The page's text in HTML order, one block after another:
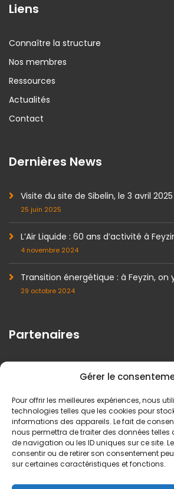
Gérer le
Pour offrir les meilleures expériences, nous
technologies telles que les cookies pour
informations des appareils. Le fait de
nous permettra de traiter des données
de navigation ou les ID uniques sur ce site.
consentir ou de retirer son consentement
sur certaines caractéristiques et fonctions.
Liens
Connaître la structure
Nos membres
Ressources
Actualités
Contact
Dernières News
Visite du site de Sibelin, le 3 avril 2025
25 juin 2025
L’Air Liquide : 60 ans d’activité à
4 novembre 2024
Transition énergétique : à Feyzin, on
29 octobre 2024
Partenaires